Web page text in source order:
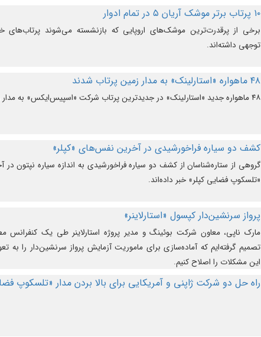
۱۰ پرتاب برتر موشک آریان ۵ در تمام ادوار
برخی از پرقدرت‌ترین موشک‌های اروپایی که بازنشسته می‌شوند پرتاب‌های
توجهی داشته‌اند.
۴۸ ماهواره «استارلینک» به مدار زمین پرتاب شدند
۴۸ ماهواره جدید «استارلینک» در جدیدترین پرتاب شرکت «اسپیس‌ایکس» به مدار زمین رفتند.
کشف دو سیاره فراخورشیدی در آخرین نفس‌های «کپلر»
گروهی از ستاره‌شناسان از کشف دو سیاره فراخورشیدی به اندازه سیاره نپتون در
«تلسکوپ فضایی کپلر» خبر داده‌اند.
پرواز سرنشین‌دار کپسول «استارلاینر»
مارک ناپی، معاون شرکت بوئینگ و مدیر پروژه استارلاینر طی یک کنفرانس
تصمیم گرفته‌ایم که آماده‌سازی برای ماموریت آزمایش پرواز سرنشین‌دار را به
این مشکلات را اصلاح کنیم.
راه حل دو شرکت ژاپنی و آمریکایی برای بالا بردن مدار «تلسکوپ